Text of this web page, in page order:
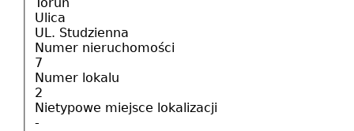
Ulica
UL. Studzienna
Numer nieruchomości
7
Numer lokalu
2
Nietypowe miejsce lokalizacji
-